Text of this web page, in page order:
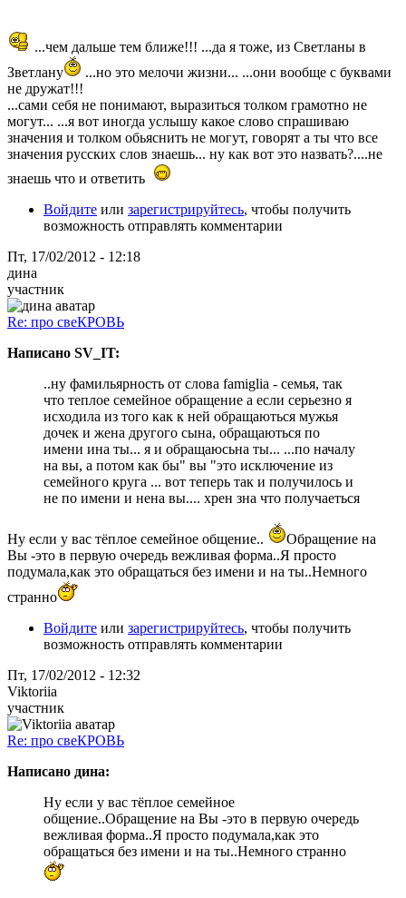
...чем дальше тем ближе!!! ...да я тоже, из Светланы в
Зветлану
...но это мелочи жизни... ...они вообще с буквами
не дружат!!!
...сами себя не понимают, выразиться толком грамотно не
могут... ...я вот иногда услышу какое слово спрашиваю
значения и толком обьяснить не могут, говорят а ты что все
значения русских слов знаешь... ну как вот это назвать?....не
знаешь что и ответить
Войдите или зарегистрируйтесь, чтобы получить
возможность отправлять комментарии
Пт, 17/02/2012 - 12:18
дина
участник
Re: про свеКРОВЬ
Написано SV_IT:
..ну фамильярность от слова famiglia - семья, так
что теплое семейное обращение а если серьезно я
исходила из того как к ней обращаються мужья
дочек и жена другого сына, обращаються по
имени ина ты... я и обращаюсьна ты... ...по началу
на вы, а потом как бы" вы "это исключение из
семейного круга ... вот теперь так и получилось и
не по имени и нена вы.... хрен зна что получаеться
Ну если у вас тёплое семейное общение..
Обращение на
Вы -это в первую очередь вежливая форма..Я просто
подумала,как это обращаться без имени и на ты..Немного
странно
Войдите или зарегистрируйтесь, чтобы получить
возможность отправлять комментарии
Пт, 17/02/2012 - 12:32
Viktoriia
участник
Re: про свеКРОВЬ
Написано дина:
Ну если у вас тёплое семейное
общение..Обращение на Вы -это в первую очередь
вежливая форма..Я просто подумала,как это
обращаться без имени и на ты..Немного странно